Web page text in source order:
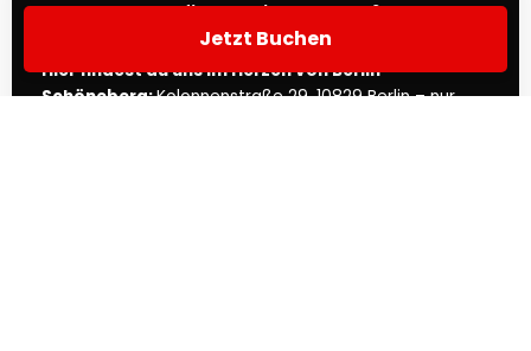
Wo findet dein Kurs statt?
Hier findest du uns im Herzen von Berlin-
Schöneberg:Kolonnenstraße 29, 10829 Berlin – nur
Jetzt Buchen